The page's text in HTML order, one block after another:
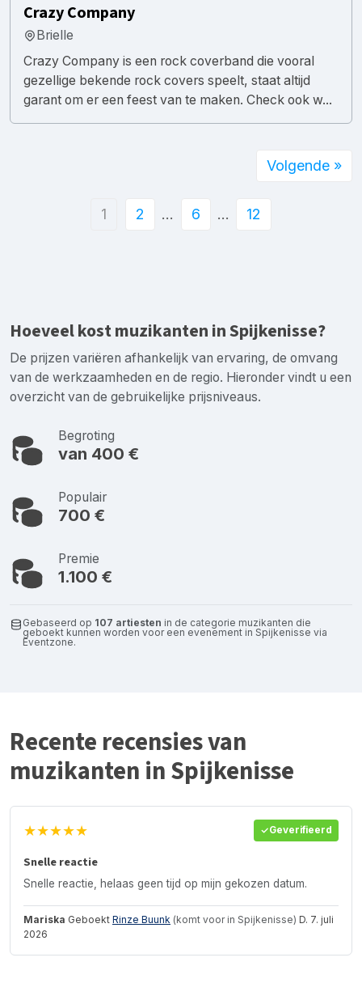
Crazy Company
Brielle
Crazy Company is een rock coverband die vooral
gezellige bekende rock covers speelt, staat altijd
garant om er een feest van te maken. Check ook w...
1 2 … 6 … 12
Volgende »
Hoeveel kost muzikanten in Spijkenisse?
De prijzen variëren afhankelijk van ervaring, de omvang
van de werkzaamheden en de regio. Hieronder vindt u een
overzicht van de gebruikelijke prijsniveaus.
Begroting
van 400 €
Populair
700 €
Premie
1.100 €
Gebaseerd op 107 artiesten in de categorie muzikanten die
geboekt kunnen worden voor een evenement in Spijkenisse via
Eventzone.
Recente recensies van
muzikanten in Spijkenisse
★★★★★ Geverifieerd
Snelle reactie
Snelle reactie, helaas geen tijd op mijn gekozen datum.
Mariska Geboekt Rinze Buunk (komt voor in Spijkenisse) D. 7. juli
2026